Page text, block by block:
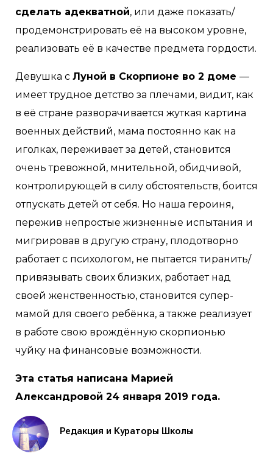
сделать адекватной, или даже показать/
продемонстрировать её на высоком уровне,
реализовать её в качестве предмета гордости.
Девушка с Луной в Скорпионе во 2 доме —
имеет трудное детство за плечами, видит, как
в её стране разворачивается жуткая картина
военных действий, мама постоянно как на
иголках, переживает за детей, становится
очень тревожной, мнительной, обидчивой,
контролирующей в силу обстоятельств, боится
отпускать детей от себя. Но наша героиня,
пережив непростые жизненные испытания и
мигрировав в другую страну, плодотворно
работает с психологом, не пытается тиранить/
привязывать своих близких, работает над
своей женственностью, становится супер-
мамой для своего ребёнка, а также реализует
в работе свою врождённую скорпионью
чуйку на финансовые возможности.
Эта статья написана Марией
Александровой 24 января 2019 года.
Редакция и Кураторы Школы